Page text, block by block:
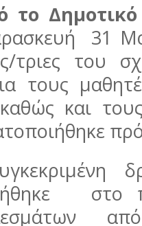
το Δημοτικό
31
τριες του
τους
και
στο